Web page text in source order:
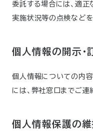
委託する場合には、適正
実施状況等の点検などを
個人情報の開示・
個人情報についての内
には、弊社窓口までご連
個人情報保護の維